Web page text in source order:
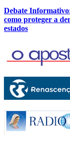
Debate
como proteger a
estados